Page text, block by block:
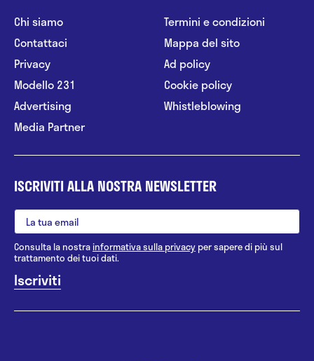
Chi siamo
Contattaci
Privacy
Modello 231
Advertising
Media Partner
Termini e condizioni
Mappa del sito
Ad policy
Cookie policy
Whistleblowing
ISCRIVITI ALLA NOSTRA NEWSLETTER
Consulta la nostrainformativa sulla privacy per sapere di più sul
trattamento dei tuoi dati.